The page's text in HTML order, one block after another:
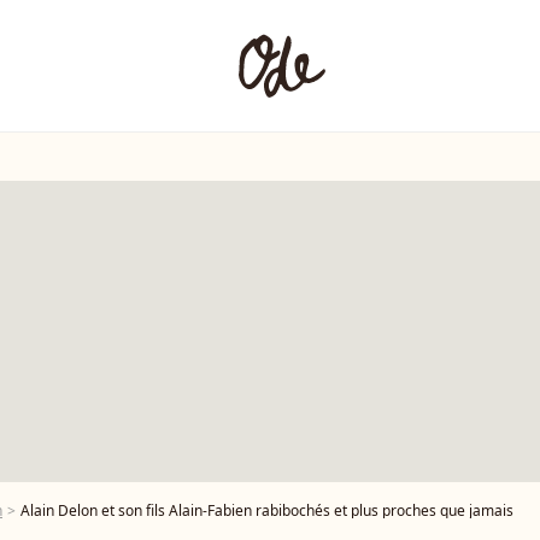
Alain Delon et son fils Alain-Fabien rabibochés et plus proches que jamais